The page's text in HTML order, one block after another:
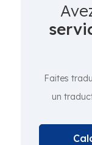
Faites
un